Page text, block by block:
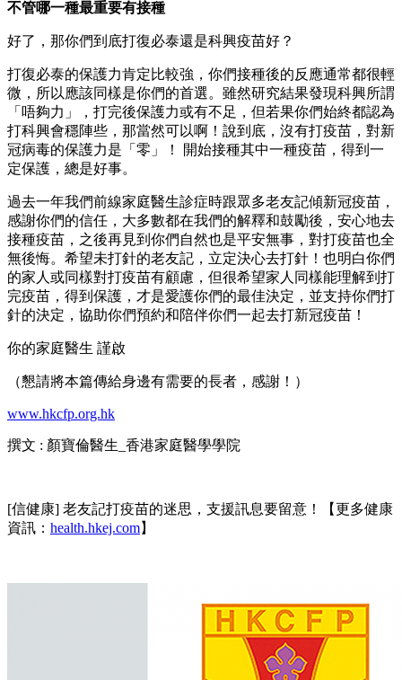
不管哪一種最重要有接種
好了，那你們到底打復必泰還是科興疫苗好？
打復必泰的保護力肯定比較強，你們接種後的反應通常都很輕
微，所以應該同樣是你們的首選。雖然研究結果發現科興所謂
「唔夠力」，打完後保護力或有不足，但若果你們始終都認為
打科興會穩陣些，那當然可以啊！說到底，沒有打疫苗，對新
冠病毒的保護力是「零」！ 開始接種其中一種疫苗，得到一
定保護，總是好事。
過去一年我們前線家庭醫生診症時跟眾多老友記傾新冠疫苗，
感謝你們的信任，大多數都在我們的解釋和鼓勵後，安心地去
接種疫苗，之後再見到你們自然也是平安無事，對打疫苗也全
無後悔。希望未打針的老友記，立定決心去打針！也明白你們
的家人或同樣對打疫苗有顧慮，但很希望家人同樣能理解到打
完疫苗，得到保護，才是愛護你們的最佳決定，並支持你們打
針的決定，協助你們預約和陪伴你們一起去打新冠疫苗！
你的家庭醫生 謹啟
（懇請將本篇傳給身邊有需要的長者，感謝！）
www.hkcfp.org.hk
撰文 : 顏寶倫醫生_香港家庭醫學學院
[信健康] 老友記打疫苗的迷思，支援訊息要留意！【更多健康
資訊： health.hkej.com】